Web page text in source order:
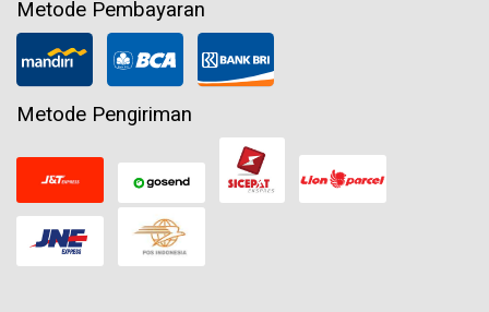
Metode Pembayaran
Metode Pengiriman